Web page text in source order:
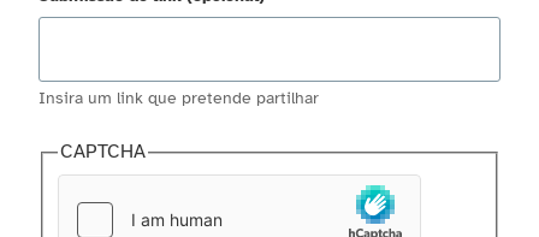
Insira um link que pretende partilhar
CAPTCHA